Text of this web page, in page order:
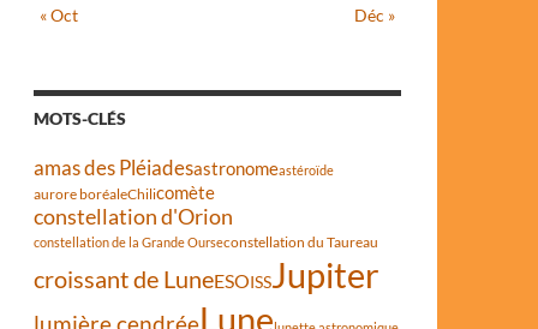
« Oct
Déc »
MOTS-CLÉS
amas des Pléiadesastronomeastéroïde
aurore boréaleChilicomète
constellation d'Orion
constellation de la Grande Ourseconstellation du Taureau
croissant de LuneESOISSJupiter
lumière cendréeLune